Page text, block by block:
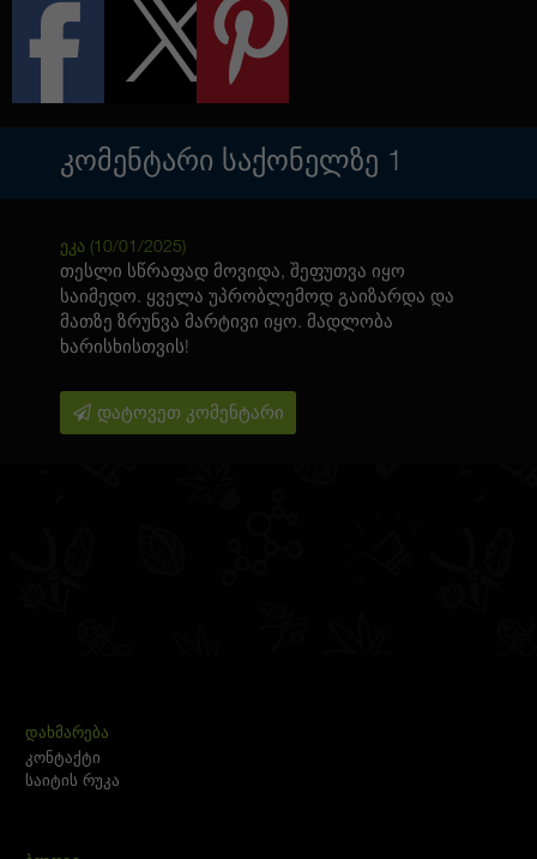
ამაღლებული განწყობის შეგრძნებაც. ეს კულტურა
შესანიშნავია თუ თქვენ გსურთ როგორც ღრმა
რელაქსაცია, აგრეთვე ამაღლებული განწყობისა
და პოზიტივის მიღება.
ᲙᲝᲛᲔᲜᲢᲐᲠᲘ ᲡᲐᲥᲝᲜᲔᲚᲖᲔ 1
ეკა (10/01/2025)
თესლი სწრაფად მოვიდა, შეფუთვა იყო
საიმედო. ყველა უპრობლემოდ გაიზარდა და
მათზე ზრუნვა მარტივი იყო. მადლობა
ხარისხისთვის!
დატოვეთ კომენტარი
ᲓᲐᲮᲛᲐᲠᲔᲑᲐ
კონტაქტი
საიტის რუკა